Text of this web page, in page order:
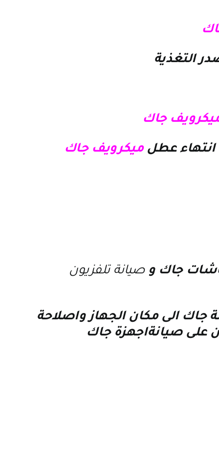
التغذية
جاك
انتهاء عطل ميكرويف جاك
جاك وصيانة تلفزيون
جاك الى مكان الجهاز واصلاحة
علىصيانةاجهزة جاك